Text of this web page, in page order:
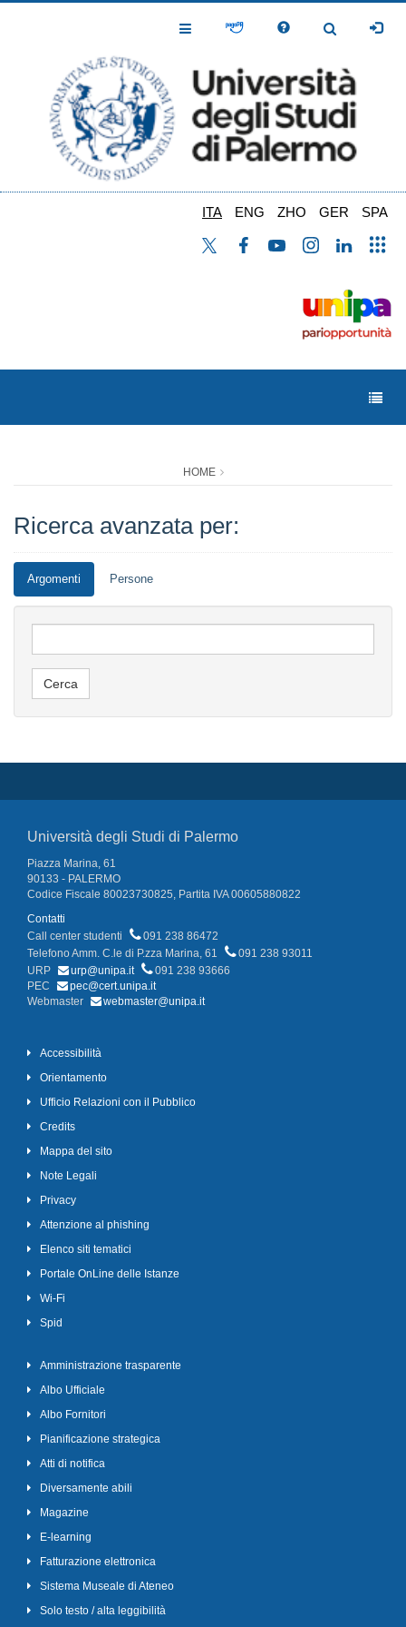
Toggle
Toggle
ITA ENG ZHO GER SPA
HOME
Ricerca avanzata per:
Argomenti Persone
Università degli Studi di Palermo
Piazza Marina, 61
90133 - PALERMO
Codice Fiscale 80023730825, Partita IVA 00605880822
Contatti
Call center studenti
091 238 86472
Telefono Amm. C.le di P.zza Marina, 61
091 238 93011
URP
urp@unipa.it
091 238 93666
PEC
pec@cert.unipa.it
Webmaster
webmaster@unipa.it
Accessibilità
Orientamento
Ufficio Relazioni con il Pubblico
Credits
Mappa del sito
Note Legali
Privacy
Attenzione al phishing
Elenco siti tematici
Portale OnLine delle Istanze
Wi-Fi
Spid
Amministrazione trasparente
Albo Ufficiale
Albo Fornitori
Pianificazione strategica
Atti di notifica
Diversamente abili
Magazine
E-learning
Fatturazione elettronica
Sistema Museale di Ateneo
Solo testo / alta leggibilità